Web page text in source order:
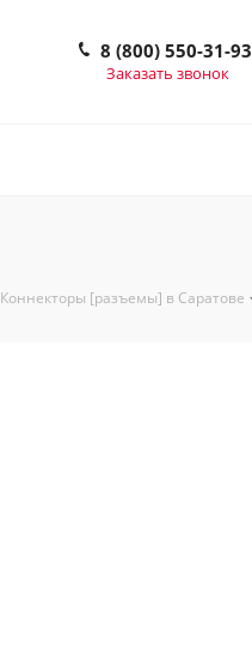
8 (800) 550-31-93
Заказать звонок
Коннекторы [разъемы] в Саратове